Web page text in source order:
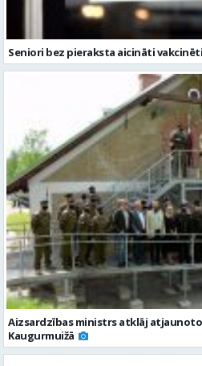
Seniori bez pieraksta aicināti
Aizsardzības ministrs atklāj
Kaugurmuižā